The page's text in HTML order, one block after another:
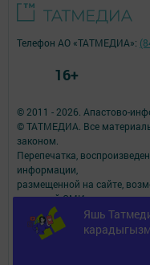
Яшь
© 2011 - 2026. Апастово-
© ТАТМЕДИА. Все
законом.
Перепечатка,
информации,
размещенной на сайте,
редакций СМИ.
При поддержке
коммуникациям.
Наименование СМИ:
СМИ зарегистрировано
Телефон АО «ТАТМЕДИА»:
16+